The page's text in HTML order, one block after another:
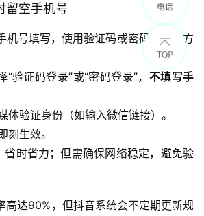
留空手机号
机号填写，使用验证码或密码登录。方
验证码登录”或“密码登录”， 不填写手
体验证身份（如输入微信链接）。
刻生效。
省时省力；但需确保网络稳定，避免验
高达90%，但抖音系统会不定期更新规